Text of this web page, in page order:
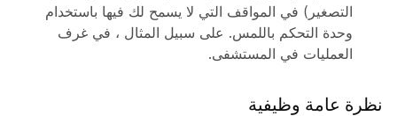
التصغير) في المواقف التي لا يسمح لك فيها باستخدام
وحدة التحكم باللمس. على سبيل المثال ، في غرف
العمليات في المستشفى.
نظرة عامة وظيفية